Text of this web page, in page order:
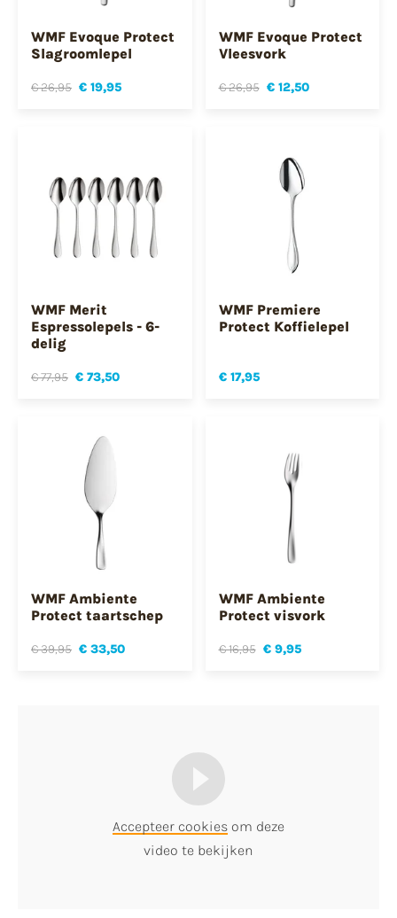
WMF Evoque Protect
Slagroomlepel
€ 26,95 € 19,95
WMF Evoque Protect
Vleesvork
€ 26,95 € 12,50
WMF Merit
Espressolepels - 6-
delig
€ 77,95 € 73,50
WMF Premiere
Protect Koffielepel
€ 17,95
WMF Ambiente
Protect taartschep
€ 39,95 € 33,50
WMF Ambiente
Protect visvork
€ 16,95 € 9,95
Accepteer cookies om deze
video te bekijken